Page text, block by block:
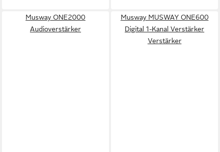
Musway ONE2000
Audioverstärker
Musway MUSWAY ONE600
Digital 1-Kanal Verstärker
Verstärker